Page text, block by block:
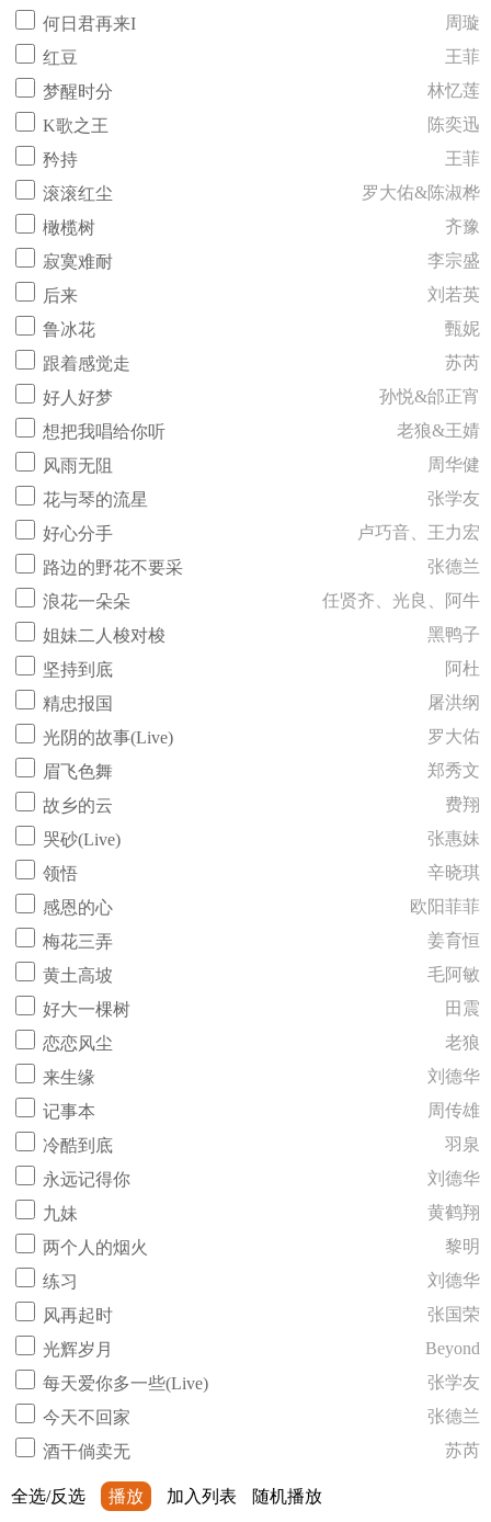
何日君再来I
周璇
红豆
王菲
梦醒时分
林忆莲
K歌之王
陈奕迅
矜持
王菲
滚滚红尘
罗大佑&陈淑桦
橄榄树
齐豫
寂寞难耐
李宗盛
后来
刘若英
鲁冰花
甄妮
跟着感觉走
苏芮
好人好梦
孙悦&邰正宵
想把我唱给你听
老狼&王婧
风雨无阻
周华健
花与琴的流星
张学友
好心分手
卢巧音、王力宏
路边的野花不要采
张德兰
浪花一朵朵
任贤齐、光良、阿牛
姐妹二人梭对梭
黑鸭子
坚持到底
阿杜
精忠报国
屠洪纲
光阴的故事(Live)
罗大佑
眉飞色舞
郑秀文
故乡的云
费翔
哭砂(Live)
张惠妹
领悟
辛晓琪
感恩的心
欧阳菲菲
梅花三弄
姜育恒
黄土高坡
毛阿敏
好大一棵树
田震
恋恋风尘
老狼
来生缘
刘德华
记事本
周传雄
冷酷到底
羽泉
永远记得你
刘德华
九妹
黄鹤翔
两个人的烟火
黎明
练习
刘德华
风再起时
张国荣
光辉岁月
Beyond
每天爱你多一些(Live)
张学友
今天不回家
张德兰
酒干倘卖无
苏芮
全选/反选 播放 加入列表 随机播放